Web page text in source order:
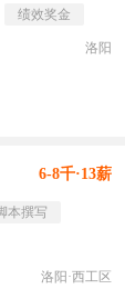
绩效奖金
洛阳
6-8千·13薪
本撰写
洛阳·西工区